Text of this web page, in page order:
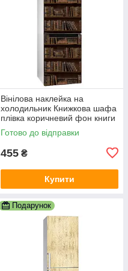
Вінілова наклейка на
холодильник Книжкова шафа
плівка коричневий фон книги
глянцева 600х1800 мм
Готово до відправки
455 ₴
Купити
Подарунок